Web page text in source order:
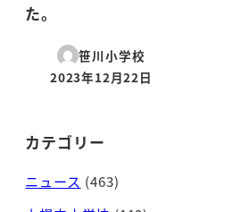
た。
笹川小学校
投稿日
2023年12月22日
カテゴリー
ニュース (463)